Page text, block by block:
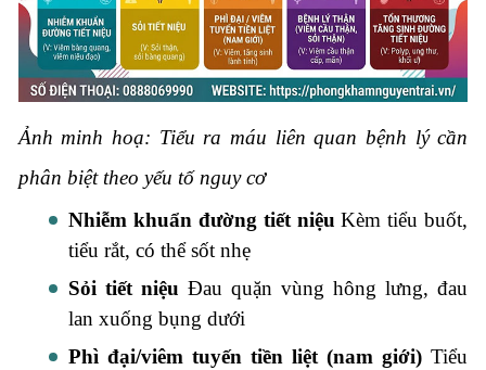
Ảnh minh hoạ: Tiểu ra máu liên quan bệnh lý cần
phân biệt theo yếu tố nguy cơ
Nhiễm khuẩn đường tiết niệu Kèm tiểu buốt,
tiểu rắt, có thể sốt nhẹ
Sỏi tiết niệu Đau quặn vùng hông lưng, đau
lan xuống bụng dưới
Phì đại/viêm tuyến tiền liệt (nam giới) Tiểu